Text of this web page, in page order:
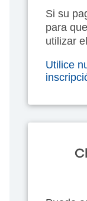
Si su
para
utilizar
Utilice